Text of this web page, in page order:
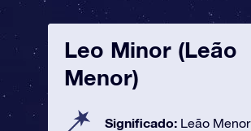
Leo Minor (Leão
Menor)
Significado: Leão Menor